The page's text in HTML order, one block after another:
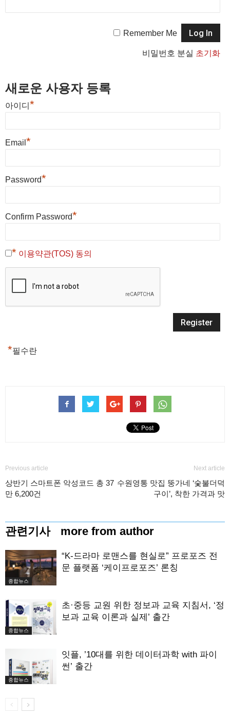
Remember Me
비밀번호 분실 초기화
새로운 사용자 등록
아이디 *
Email *
Password*
Confirm Password*
* 이용약관(TOS) 동의
*필수란
Previous article
상반기 스마트폰 악성코드 총 37
만 6,200건
Next article
수원영통 맛집 뚱가네 ‘숯불더덕
구이’, 착한 가격과 맛
관련기사 more from author
종합뉴스
“K-드라마 로맨스를 현실로” 프로포즈 전
문 플랫폼 ‘케이프로포즈’ 론칭
종합뉴스
초·중등 교원 위한 정보과 교육 지침서, ‘정
보과 교육 이론과 실제’ 출간
종합뉴스
잇플, ’10대를 위한 데이터과학 with 파이
썬’ 출간